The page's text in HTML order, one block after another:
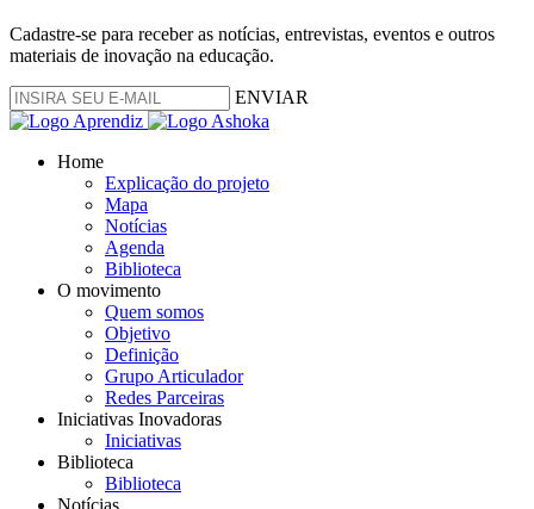
Cadastre-se para receber as notícias, entrevistas, eventos e outros
materiais de inovação na educação.
ENVIAR
Home
Explicação do projeto
Mapa
Notícias
Agenda
Biblioteca
O movimento
Quem somos
Objetivo
Definição
Grupo Articulador
Redes Parceiras
Iniciativas Inovadoras
Iniciativas
Biblioteca
Biblioteca
Notícias